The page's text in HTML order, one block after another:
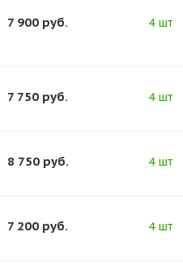
7 900 руб. 4 шт
7 750 руб. 4 шт
8 750 руб. 4 шт
7 200 руб. 4 шт